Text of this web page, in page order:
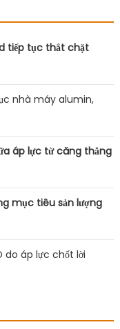
tiếp tục thắt chặt
nhà máy alumin,
áp lực từ căng thẳng
mục tiêu sản lượng
do áp lực chốt lời